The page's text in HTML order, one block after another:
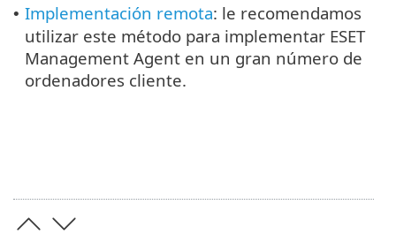
• Implementación remota: le recomendamos
utilizar este método para implementar ESET
Management Agent en un gran número de
ordenadores cliente.